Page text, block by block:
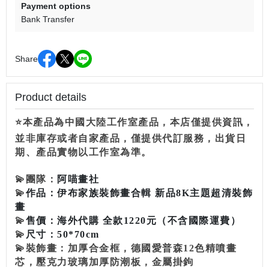
Payment options
Bank Transfer
Share
Product details
⭐本產品為中國大陸工作室產品，本店僅提供資訊，
並非庫存或者自家產品，僅提供代訂服務，出貨日
期、產品實物以工作室為準。
💫 團隊： 阿喵畫社
💫作品：伊布家族裝飾畫合輯 新品8K主題超清裝飾
畫
💫售價：海外代購 全款1220元（不含國際運費）
💫 尺寸：50*70cm
💫裝飾畫：加厚合金框，德國愛普森12色精噴畫
芯，壓克力玻璃加厚防潮板，金屬掛鉤